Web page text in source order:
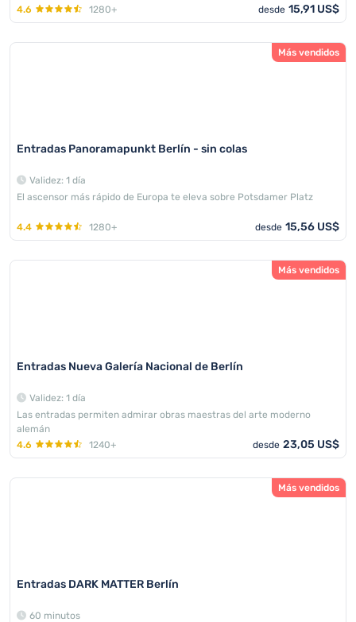
4.6
1280+ desde 15,91 US$
Más vendidos
Entradas Panoramapunkt Berlín - sin colas
Validez: 1 día
El ascensor más rápido de Europa te eleva sobre Potsdamer Platz
4.4 1280+ desde 15,56 US$
Más vendidos
Entradas Nueva Galería Nacional de Berlín
Validez: 1 día
Las entradas permiten admirar obras maestras del arte moderno
alemán
4.6
1240+ desde 23,05 US$
Más vendidos
Entradas DARK MATTER Berlín
60 minutos